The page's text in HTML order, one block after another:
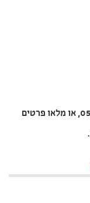
צרו קשר בטלפון 055-925-0899, או מלאו פרטים
.